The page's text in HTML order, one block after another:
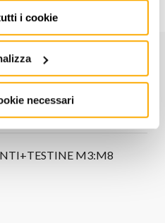
i cookie
necessari
M3:M8